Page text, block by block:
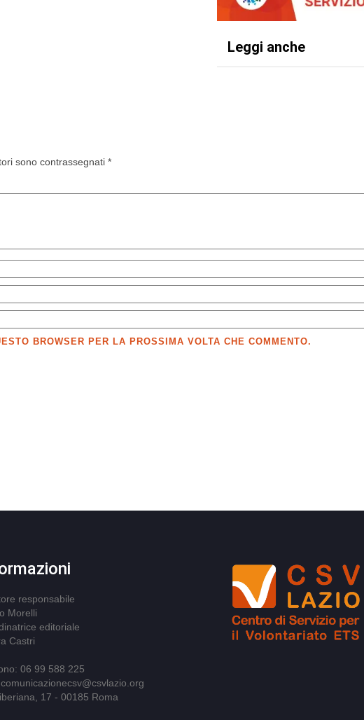
Leggi anche
sono contrassegnati *
BROWSER PER LA PROSSIMA VOLTA CHE COMMENTO.
responsabile
Morelli
editoriale
Castri
06 99 588 225
17 - 00185 Roma